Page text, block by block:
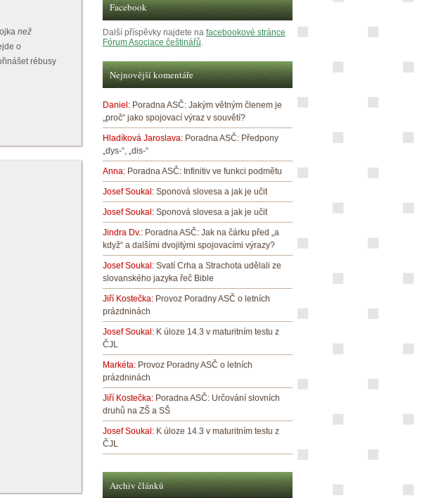
než
o
rébusy
Facebook
Další příspěvky najdete na facebookové stránce
Fórum Asociace češtinářů.
Nejnovější komentáře
Daniel: Poradna ASČ: Jakým větným členem je
„proč“ jako spojovací výraz v souvětí?
Hladíková Jaroslava: Poradna ASČ: Předpony
„dys-“, „dis-“
Anna: Poradna ASČ: Infinitiv ve funkci podmětu
Josef Soukal: Sponová slovesa a jak je učit
Josef Soukal: Sponová slovesa a jak je učit
Jindra Dv.: Poradna ASČ: Jak na čárku před „a
když“ a dalšími dvojitými spojovacími výrazy?
Josef Soukal: Svatí Crha a Strachota udělali ze
slovanského jazyka řeč Bible
Jiří Kostečka: Provoz Poradny ASČ o letních
prázdninách
Josef Soukal: K úloze 14.3 v maturitním testu z
ČJL
Markéta: Provoz Poradny ASČ o letních
prázdninách
Jiří Kostečka: Poradna ASČ: Určování slovních
druhů na ZŠ a SŠ
Josef Soukal: K úloze 14.3 v maturitním testu z
ČJL
Archiv článků